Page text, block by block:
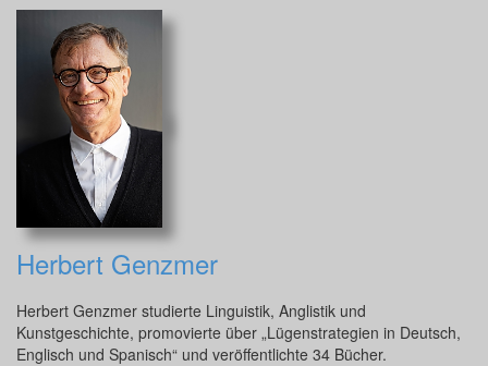
Herbert Genzmer
Herbert Genzmer studierte Linguistik, Anglistik und
Kunstgeschichte, promovierte über „Lügenstrategien in Deutsch,
Englisch und Spanisch“ und veröffentlichte 34 Bücher.